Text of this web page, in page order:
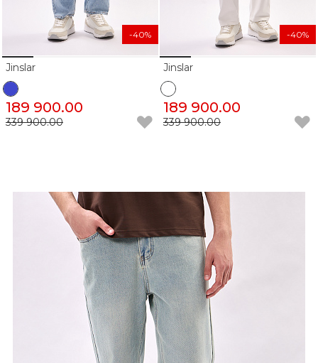
Jinslar
189 900.00
339 900.00
-40%
Jinslar
189 900.00
339 900.00
-40%